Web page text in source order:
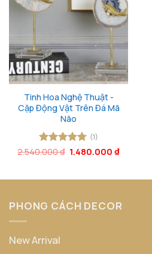
Tinh Hoa Nghệ Thuật -
Cặp Động Vật Trên Đá Mã
Não
Được xếp
(1)
2.540.000₫ Giá
1.480.000 ₫Giá
PHONG CÁCH DECOR
New Arrival